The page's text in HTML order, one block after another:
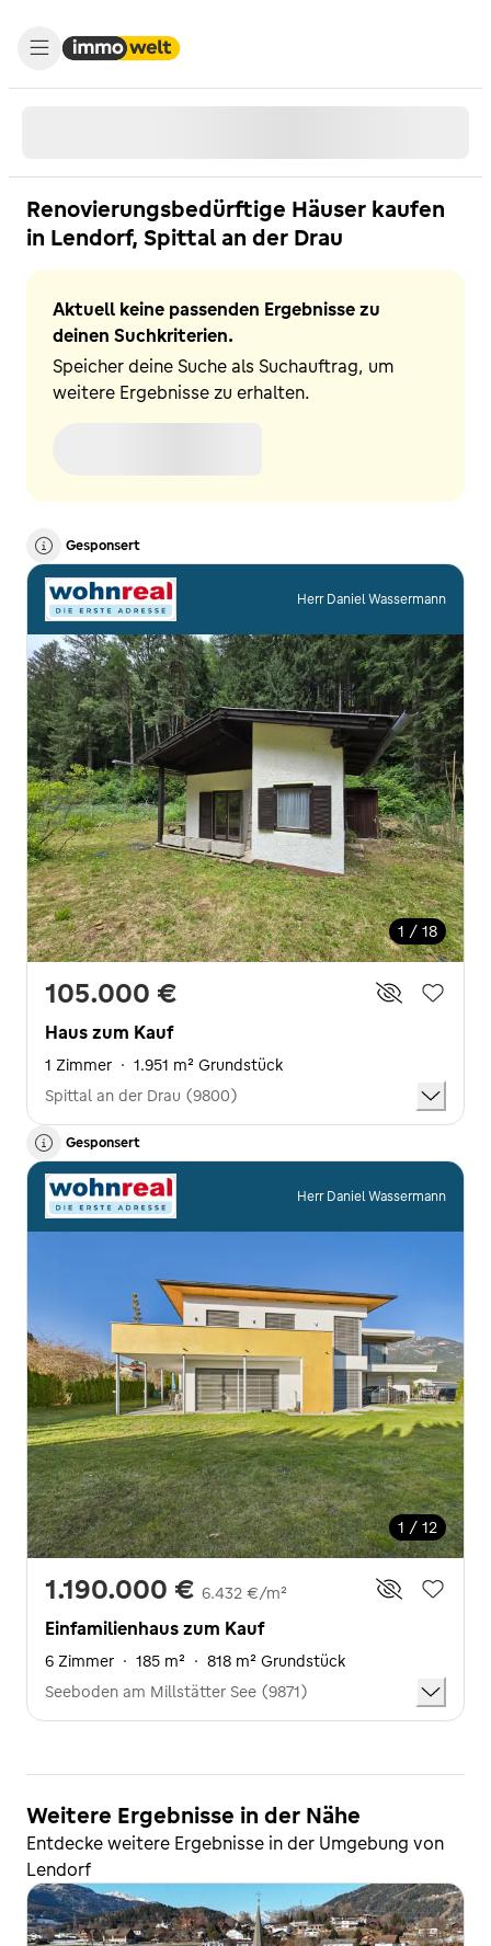
Renovierungsbedürftige Häuser kaufen
in Lendorf, Spittal an der Drau
Aktuell keine passenden Ergebnisse zu
deinen Suchkriterien.
Speicher deine Suche als Suchauftrag, um
weitere Ergebnisse zu erhalten.
Gesponsert
Herr Daniel Wassermann
1 / 18
105.000 €
Haus zum Kauf
1 Zimmer · 1.951 m² Grundstück
Spittal an der Drau (9800)
Gesponsert
Herr Daniel Wassermann
1 / 12
1.190.000 € 6.432 €/m²
Einfamilienhaus zum Kauf
6 Zimmer · 185 m² · 818 m² Grundstück
Seeboden am Millstätter See (9871)
Weitere Ergebnisse in der Nähe
Entdecke weitere Ergebnisse in der Umgebung von
Lendorf